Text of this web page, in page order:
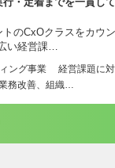
のCxOクラスをカウン
い経営課…
ィング事業 経営課題に
務改善、組織…